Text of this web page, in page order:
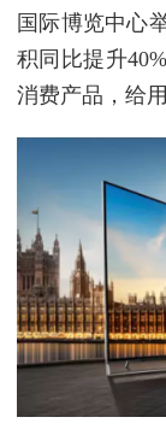
国际博览中心
积同比提升
消费产品，给